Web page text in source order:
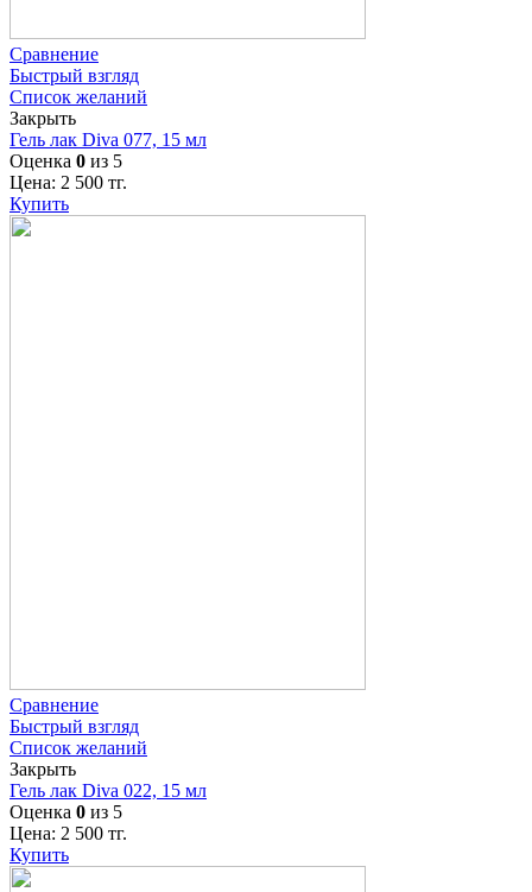
Сравнение
Быстрый взгляд
Список желаний
Закрыть
Гель лак Diva 077, 15 мл
Оценка 0 из 5
Цена: 2 500 тг.
Купить
Сравнение
Быстрый взгляд
Список желаний
Закрыть
Гель лак Diva 022, 15 мл
Оценка 0 из 5
Цена: 2 500 тг.
Купить